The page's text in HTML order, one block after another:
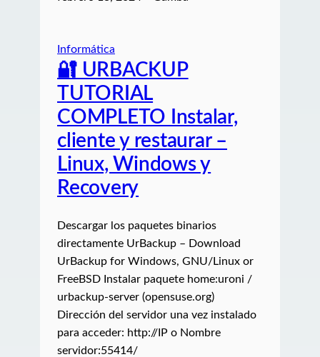
Informática
🔐 URBACKUP
TUTORIAL
COMPLETO Instalar,
cliente y restaurar –
Linux, Windows y
Recovery
Descargar los paquetes binarios
directamente UrBackup – Download
UrBackup for Windows, GNU/Linux or
FreeBSD Instalar paquete home:uroni /
urbackup-server (opensuse.org)
Dirección del servidor una vez instalado
para acceder: http://IP o Nombre
servidor:55414/